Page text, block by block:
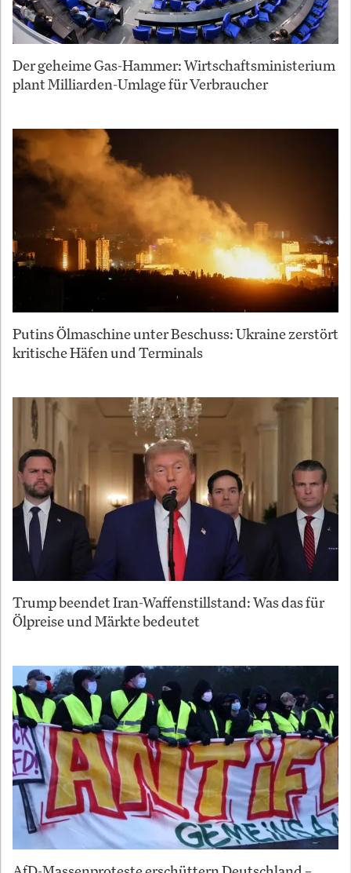
Der geheime Gas-Hammer: Wirtschaftsministerium
plant Milliarden-Umlage für Verbraucher
Putins Ölmaschine unter Beschuss: Ukraine zerstört
kritische Häfen und Terminals
Trump beendet Iran-Waffenstillstand: Was das für
Ölpreise und Märkte bedeutet